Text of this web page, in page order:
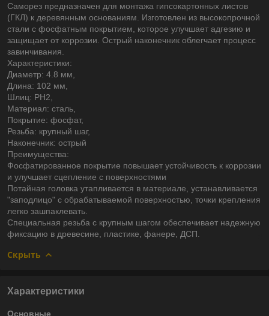
Саморез предназначен для монтажа гипсокартонных листов
(ГКЛ) к деревянным основаниям. Изготовлен из высокопрочной
стали с фосфатным покрытием, которое улучшает адгезию и
защищает от коррозии. Острый наконечник облегчает процесс
завинчивания.
Характеристики:
Диаметр: 4.8 мм,
Длина: 102 мм,
Шлиц: PН2,
Материал: сталь,
Покрытие: фосфат,
Резьба: крупный шаг,
Наконечник: острый
Преимущества:
Фосфатированное покрытие повышает устойчивость к коррозии
и улучшает сцепление с поверхностями
Потайная головка утапливается в материале, устанавливается
"заподлицо" с обрабатываемой поверхностью, точки крепления
легко зашпаклевать.
Специальная резьба с крупным шагом обеспечивает надежную
фиксацию в древесине, пластике, фанере, ДСП.
Скрыть
Характеристики
Основные